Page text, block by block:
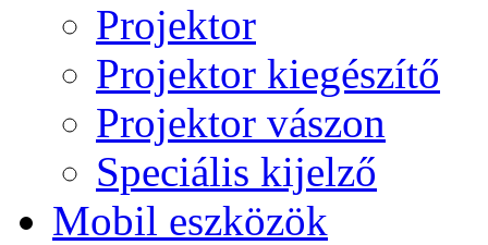
Projektor
Projektor kiegészítő
Projektor vászon
Speciális kijelző
Mobil eszközök